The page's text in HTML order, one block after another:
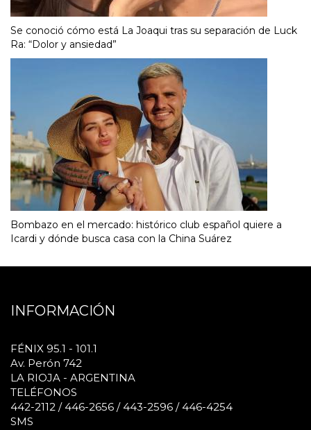
Se conoció cómo está La Joaqui tras su separación de Luck
Ra: “Dolor y ansiedad”
Bombazo en el mercado: histórico club español quiere a
Icardi y dónde busca casa con la China Suárez
INFORMACIÓN
FÉNIX 95.1 - 101.1
Av. Perón 742
LA RIOJA - ARGENTINA
TELÉFONOS
442-2112 / 446-2656 / 443-2596 / 446-4254
SMS